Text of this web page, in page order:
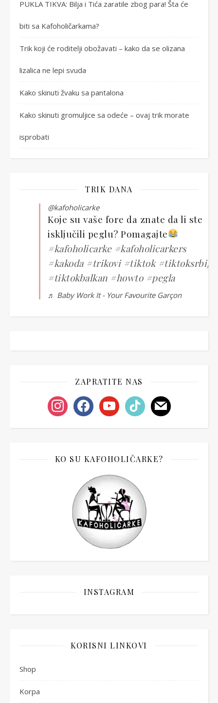
PUKLA TIKVA: Bilja i Tića zaratile zbog para! Šta će
biti sa Kafoholičarkama?
Trik koji će roditelji obožavati – kako da se olizana
lizalica ne lepi svuda
Kako skinuti žvaku sa pantalona
Kako skinuti gromuljice sa odeće – ovaj trik morate
isprobati
TRIK DANA
@kafoholicarke
Koje su vaše fore da znate da li ste
isključili peglu? Pomagajte
#kafoholicarke #kafoholicarkers
#kakoda #trikovi #tiktok #tiktoksrbija
#tiktokbalkan #howto #pegla
♬ Baby Work It - Your Favourite Garçon
ZAPRATITE NAS
instagramfacebookyoutubetiktok mail
KO SU KAFOHOLIČARKE?
INSTAGRAM
KORISNI LINKOVI
Shop
Korpa